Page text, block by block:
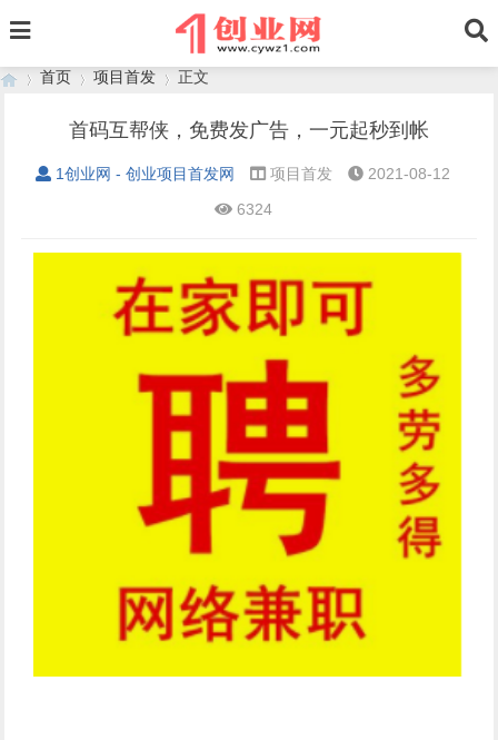
首页
›
项目首发
›
正文
首码互帮侠，免费发广告，一元起秒到帐
1创业网 - 创业项目首发网 项目首发
2021-08-12
6324